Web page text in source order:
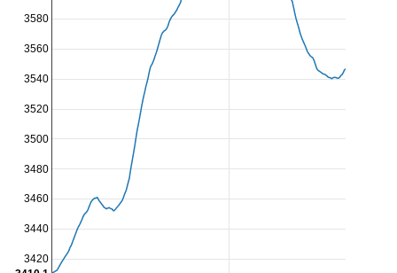
3420
3440
3460
3480
3500
3520
3540
3560
3580